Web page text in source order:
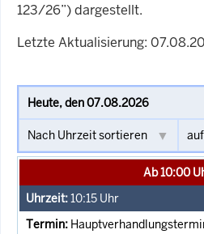
123/26”) dargestellt.
Letzte Aktualisierung:
Ab 10:00
10:15 Uhr